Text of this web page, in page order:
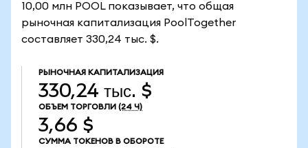
10,00 млн POOL показывает, что общая
рыночная капитализация PoolTogether
составляет 330,24 тыс. $.
РЫНОЧНАЯ КАПИТАЛИЗАЦИЯ
330,24 тыс. $
ОБЪЕМ ТОРГОВЛИ (24 Ч)
3,66 $
СУММА ТОКЕНОВ В ОБОРОТЕ